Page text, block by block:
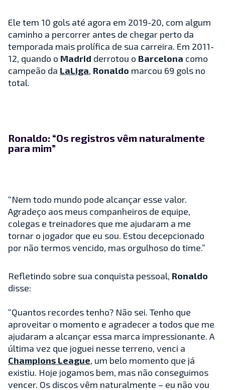
Ele tem 10 gols até agora em 2019-20, com algum
caminho a percorrer antes de chegar perto da
temporada mais prolífica de sua carreira. Em 2011-
12, quando o Madrid derrotou o Barcelona como
campeão da LaLiga, Ronaldo marcou 69 gols no
total.
Ronaldo: “Os registros vêm naturalmente
para mim”
“Nem todo mundo pode alcançar esse valor.
Agradeço aos meus companheiros de equipe,
colegas e treinadores que me ajudaram a me
tornar o jogador que eu sou. Estou decepcionado
por não termos vencido, mas orgulhoso do time.”
Refletindo sobre sua conquista pessoal, Ronaldo
disse:
“Quantos recordes tenho? Não sei. Tenho que
aproveitar o momento e agradecer a todos que me
ajudaram a alcançar essa marca impressionante. A
última vez que joguei nesse terreno, venci a
Champions League, um belo momento que já
existiu. Hoje jogamos bem, mas não conseguimos
vencer. Os discos vêm naturalmente – eu não vou